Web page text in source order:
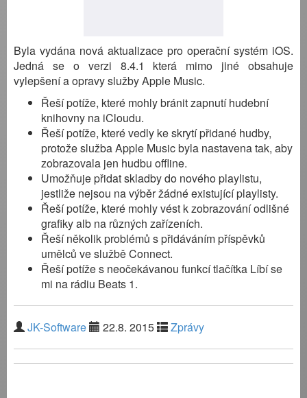
Byla vydána nová aktualizace pro operační systém iOS.
Jedná se o verzi 8.4.1 která mimo jiné obsahuje
vylepšení a opravy služby Apple Music.
Řeší potíže, které mohly bránit zapnutí hudební
knihovny na iCloudu.
Řeší potíže, které vedly ke skrytí přidané hudby,
protože služba Apple Music byla nastavena tak, aby
zobrazovala jen hudbu offline.
Umožňuje přidat skladby do nového playlistu,
jestliže nejsou na výběr žádné existující playlisty.
Řeší potíže, které mohly vést k zobrazování odlišné
grafiky alb na různých zařízeních.
Řeší několik problémů s přidáváním příspěvků
umělců ve službě Connect.
Řeší potíže s neočekávanou funkcí tlačítka Líbí se
mi na rádiu Beats 1.
JK-Software 22.8. 2015 Zprávy